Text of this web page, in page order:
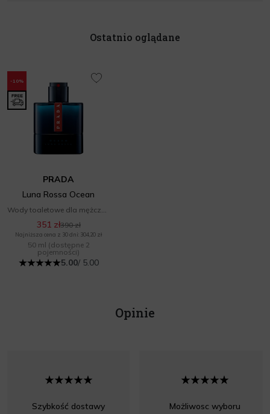
Ostatnio oglądane
-10%
PRADA
Luna Rossa Ocean
351 zł390 zł
Najniższa cena z 30 dni: 304,20 zł
50 ml (dostępne 2
pojemności)
5.00/ 5.00
Opinie
Szybkość dostawy
Możliwosc wyboru